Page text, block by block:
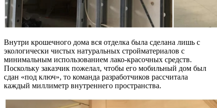
Внутри крошечного дома вся отделка была сделана лишь с
экологически чистых натуральных стройматериалов с
минимальным использованием лако-красочных средств.
Поскольку заказчик пожелал, чтобы его мобильный дом был
сдан «под ключ», то команда разработчиков рассчитала
каждый миллиметр внутреннего пространства.